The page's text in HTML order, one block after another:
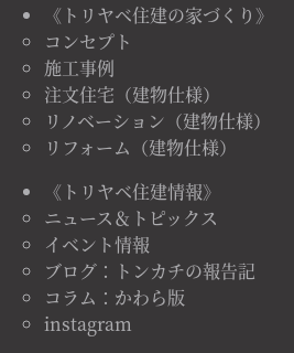
《トリヤベ住建の家づくり》
コンセプト
施工事例
注文住宅（建物仕様）
リノベーション（建物仕様）
リフォーム（建物仕様）
《トリヤベ住建情報》
ニュース＆トピックス
イベント情報
ブログ：トンカチの報告記
コラム：かわら版
instagram